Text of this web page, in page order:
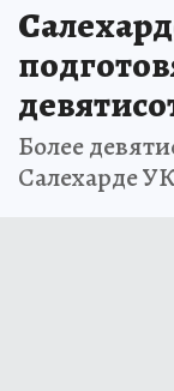
Более
Салехарде